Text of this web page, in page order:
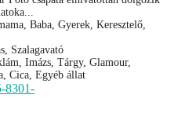
Baba, Gyerek, Keresztelő,
Szalagavató
Imázs, Tárgy, Glamour,
Cica, Egyéb állat